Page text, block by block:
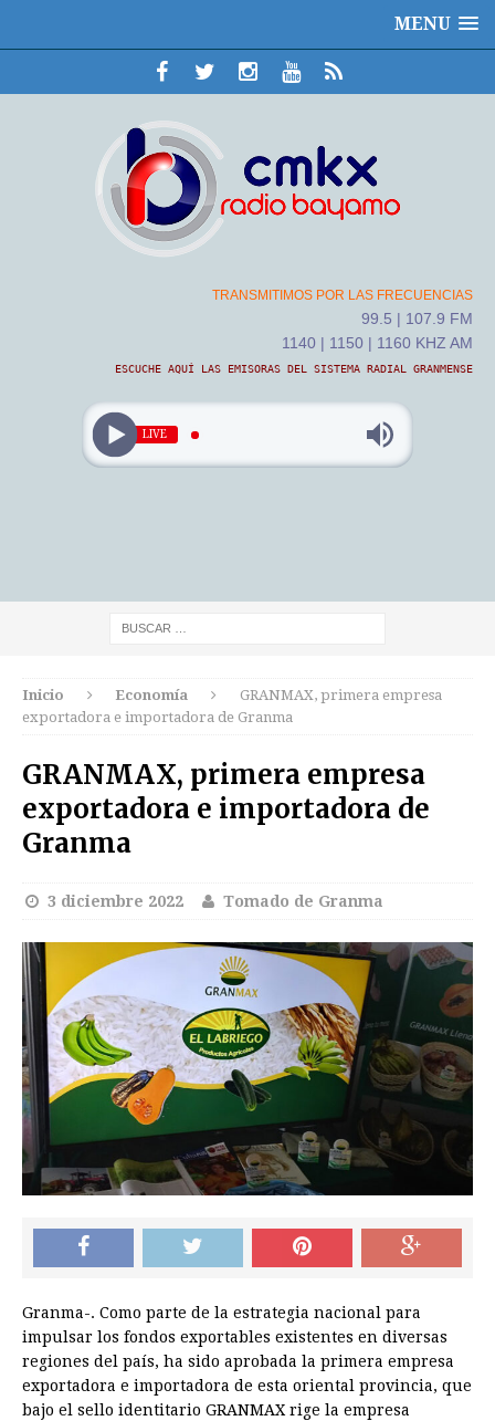
MENU
TRANSMITIMOS POR LAS FRECUENCIAS
99.5 | 107.9 FM
1140 | 1150 | 1160 KHZ AM
ESCUCHE AQUÍ LAS EMISORAS DEL SISTEMA RADIAL GRANMENSE
LIVE
Inicio Economía
GRANMAX, primera empresa
exportadora e importadora de Granma
GRANMAX, primera empresa
exportadora e importadora de
Granma
3 diciembre 2022 Tomado de Granma
Granma-. Como parte de la estrategia nacional para
impulsar los fondos exportables existentes en diversas
regiones del país, ha sido aprobada la primera empresa
exportadora e importadora de esta oriental provincia, que
bajo el sello identitario GRANMAX rige la empresa